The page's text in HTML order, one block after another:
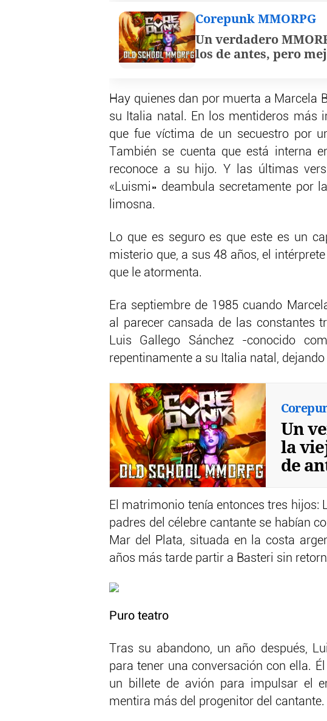
Corepunk MMORPG
Un verdadero
los de antes, pero
Hay quienes dan por muerta a Marcela
su Italia natal. En los mentideros más
que fue víctima de un secuestro por
También se cuenta que está interna
reconoce a su hijo. Y las últimas
«Luismi» deambula secretamente por
limosna.
Lo que es seguro es que este es un
misterio que, a sus 48 años, el
que le atormenta.
Era septiembre de 1985 cuando
al parecer cansada de las constantes
Luis Gallego Sánchez -conocido
repentinamente a su Italia natal,
Un
la
de
El matrimonio tenía entonces tres hijos:
padres del célebre cantante se habían
Mar del Plata, situada en la costa
años más tarde partir a Basteri sin
Puro teatro
Tras su abandono, un año después,
para tener una conversación con ella.
un billete de avión para impulsar el
mentira más del progenitor del cantante.